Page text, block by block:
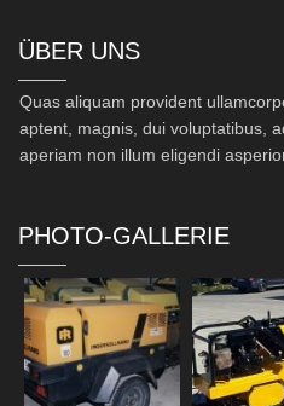
ÜBER UNS
Quas aliquam provident
aptent, magnis, dui voluptatibus,
aperiam non illum eligendi
PHOTO-GALLERIE